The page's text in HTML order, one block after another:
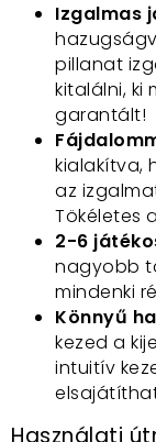
Izgalmas
pillanat
kitalálni, ki
garantált!
kialakítva,
az
Tökéletes
2-6
nagyobb
mindenki
Könnyű
kezed a
intuitív
Használati